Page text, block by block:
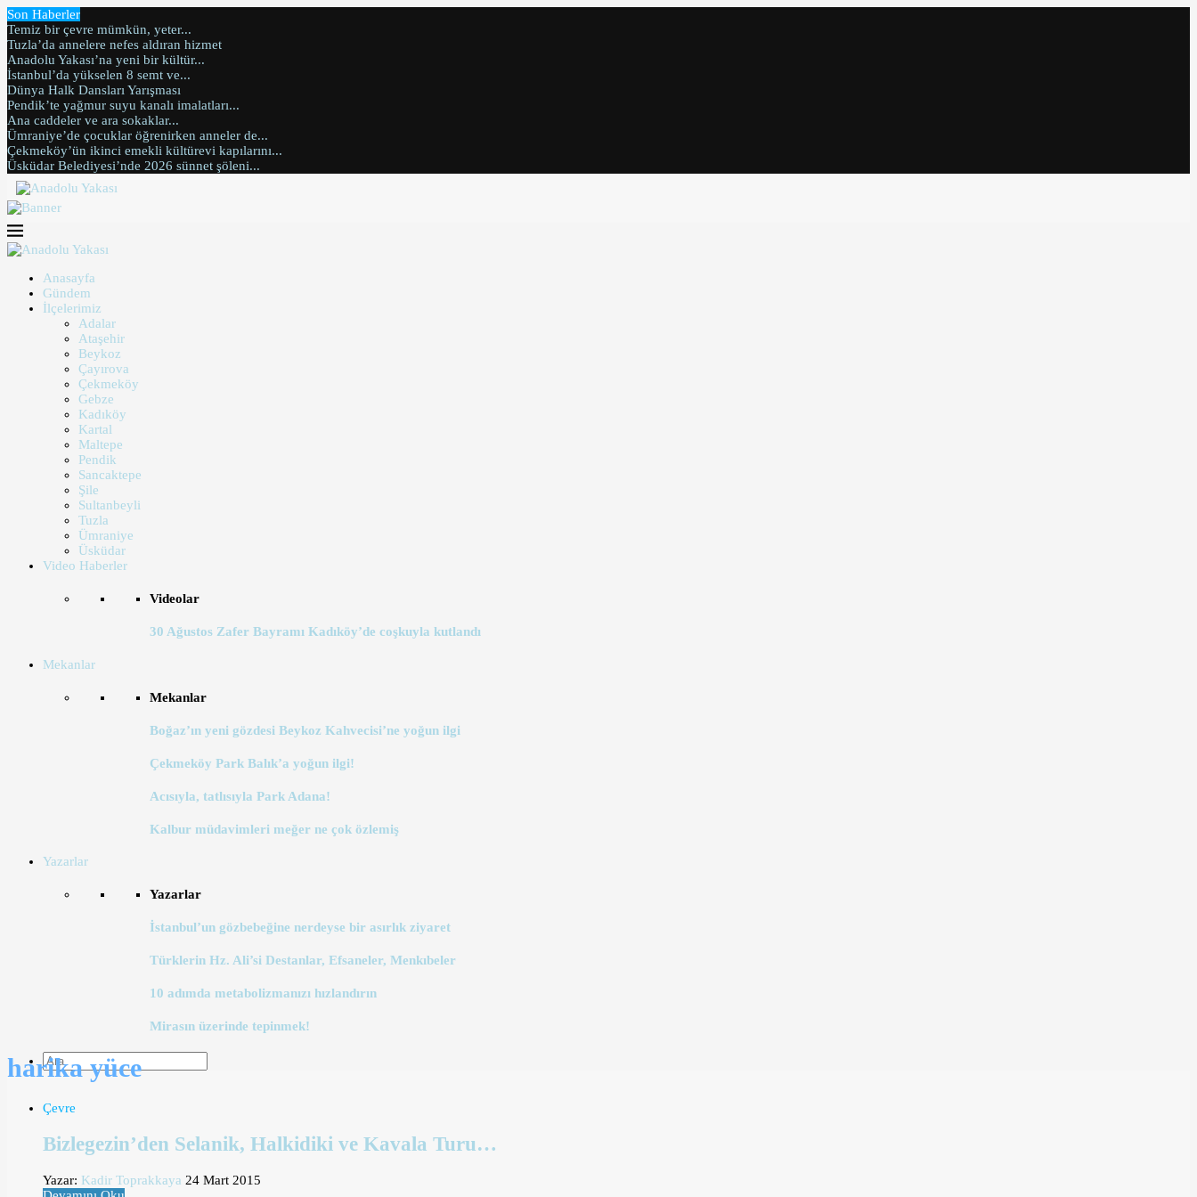
Son Haberler
Temiz bir çevre mümkün, yeter...
Tuzla’da annelere nefes aldıran hizmet
Anadolu Yakası’na yeni bir kültür...
İstanbul’da yükselen 8 semt ve...
Dünya Halk Dansları Yarışması
Pendik’te yağmur suyu kanalı imalatları...
Ana caddeler ve ara sokaklar...
Ümraniye’de çocuklar öğrenirken anneler de...
Çekmeköy’ün ikinci emekli kültürevi kapılarını...
Üsküdar Belediyesi’nde 2026 sünnet şöleni...
Anasayfa
Gündem
İlçelerimiz
Adalar
Ataşehir
Beykoz
Çayırova
Çekmeköy
Gebze
Kadıköy
Kartal
Maltepe
Pendik
Sancaktepe
Şile
Sultanbeyli
Tuzla
Ümraniye
Üsküdar
Video Haberler
Videolar
30 Ağustos Zafer Bayramı Kadıköy’de coşkuyla kutlandı
Mekanlar
Mekanlar
Boğaz’ın yeni gözdesi Beykoz Kahvecisi’ne yoğun ilgi
Çekmeköy Park Balık’a yoğun ilgi!
Acısıyla, tatlısıyla Park Adana!
Kalbur müdavimleri meğer ne çok özlemiş
Yazarlar
Yazarlar
İstanbul’un gözbebeğine nerdeyse bir asırlık ziyaret
Türklerin Hz. Ali’si Destanlar, Efsaneler, Menkıbeler
10 adımda metabolizmanızı hızlandırın
Mirasın üzerinde tepinmek!
harika yüce
Çevre
Bizlegezin’den Selanik, Halkidiki ve Kavala Turu…
Yazar: Kadir Toprakkaya 24 Mart 2015